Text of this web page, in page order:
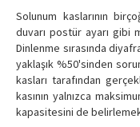
Solunum kaslarının
duvarı postür ayarı gibi
Dinlenme sırasında
yaklaşık %50'sinden
kasları tarafından
kasının yalnızca
kapasitesini de